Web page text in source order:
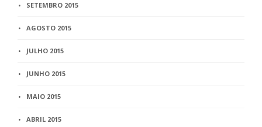
SETEMBRO 2015
AGOSTO 2015
JULHO 2015
JUNHO 2015
MAIO 2015
ABRIL 2015